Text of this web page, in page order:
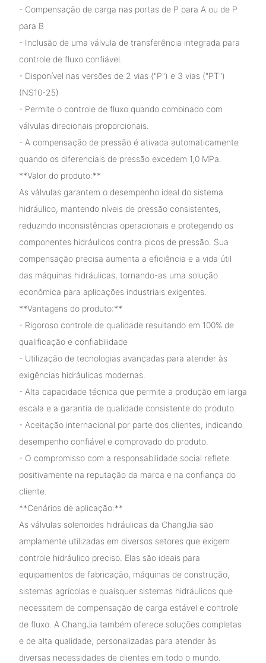
- Compensação de carga nas portas de P para A ou de P
para B
- Inclusão de uma válvula de transferência integrada para
controle de fluxo confiável.
- Disponível nas versões de 2 vias ("P") e 3 vias ("PT")
(NS10-25)
- Permite o controle de fluxo quando combinado com
válvulas direcionais proporcionais.
- A compensação de pressão é ativada automaticamente
quando os diferenciais de pressão excedem 1,0 MPa.
**Valor do produto:**
As válvulas garantem o desempenho ideal do sistema
hidráulico, mantendo níveis de pressão consistentes,
reduzindo inconsistências operacionais e protegendo os
componentes hidráulicos contra picos de pressão. Sua
compensação precisa aumenta a eficiência e a vida útil
das máquinas hidráulicas, tornando-as uma solução
econômica para aplicações industriais exigentes.
**Vantagens do produto:**
- Rigoroso controle de qualidade resultando em 100% de
qualificação e confiabilidade
- Utilização de tecnologias avançadas para atender às
exigências hidráulicas modernas.
- Alta capacidade técnica que permite a produção em larga
escala e a garantia de qualidade consistente do produto.
- Aceitação internacional por parte dos clientes, indicando
desempenho confiável e comprovado do produto.
- O compromisso com a responsabilidade social reflete
positivamente na reputação da marca e na confiança do
cliente.
**Cenários de aplicação:**
As válvulas solenoides hidráulicas da ChangJia são
amplamente utilizadas em diversos setores que exigem
controle hidráulico preciso. Elas são ideais para
equipamentos de fabricação, máquinas de construção,
sistemas agrícolas e quaisquer sistemas hidráulicos que
necessitem de compensação de carga estável e controle
de fluxo. A ChangJia também oferece soluções completas
e de alta qualidade, personalizadas para atender às
diversas necessidades de clientes em todo o mundo.